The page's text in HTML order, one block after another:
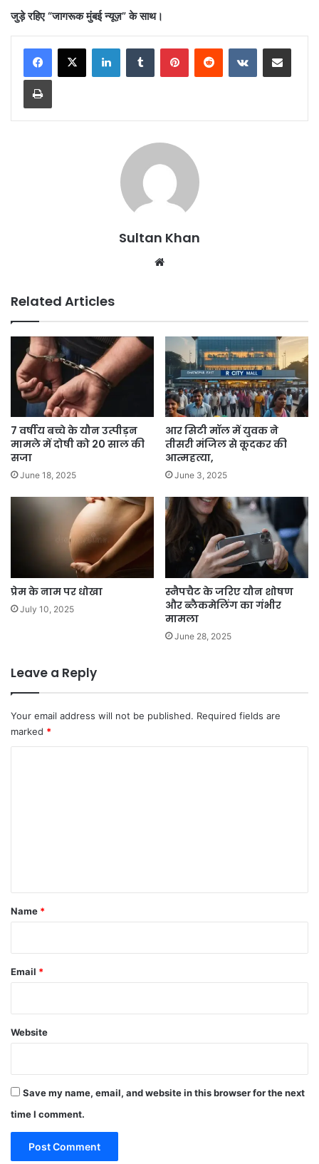
जुड़े रहिए “जागरूक मुंबई न्यूज़” के साथ।
Sultan Khan
Related Articles
7 वर्षीय बच्चे के यौन उत्पीड़न
मामले में दोषी को 20 साल की
सजा
June 18, 2025
आर सिटी मॉल में युवक ने
तीसरी मंजिल से कूदकर की
आत्महत्या,
June 3, 2025
प्रेम के नाम पर धोखा
July 10, 2025
स्नैपचैट के जरिए यौन शोषण
और ब्लैकमेलिंग का गंभीर
मामला
June 28, 2025
Leave a Reply
Your email address will not be published. Required fields are
marked *
*
Name *
Email *
Website
Save my name, email, and website in this browser for the next
time I comment.